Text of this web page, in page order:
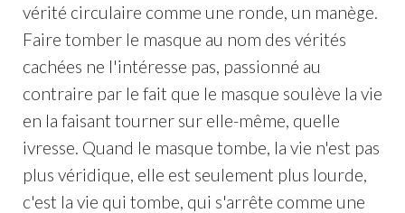
vérité circulaire comme une ronde, un manège.
Faire tomber le masque au nom des vérités
cachées ne l'intéresse pas, passionné au
contraire par le fait que le masque soulève la vie
en la faisant tourner sur elle-même, quelle
ivresse. Quand le masque tombe, la vie n'est pas
plus véridique, elle est seulement plus lourde,
c'est la vie qui tombe, qui s'arrête comme une